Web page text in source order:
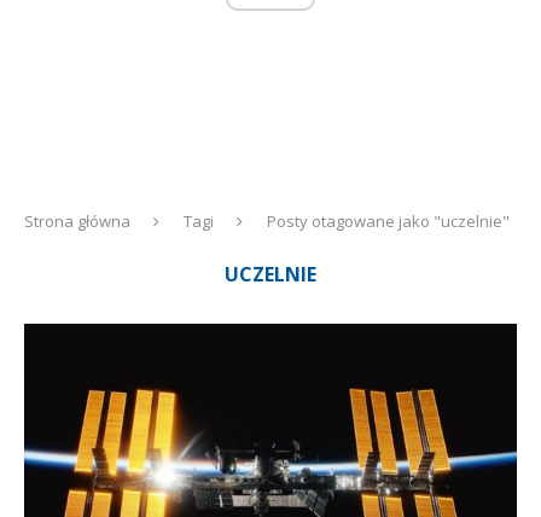
Strona główna Tagi Posty otagowane jako "uczelnie"
UCZELNIE